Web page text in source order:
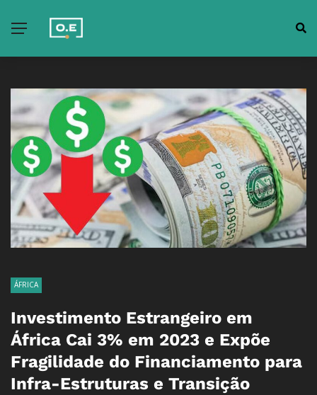
ÁFRICA
Investimento Estrangeiro em
África Cai 3% em 2023 e Expõe
Fragilidade do Financiamento para
Infra-Estruturas e Transição